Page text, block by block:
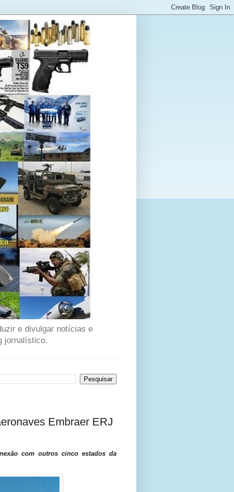
e divulgar notícias e
jornalístico.
Embraer ERJ
com outros cinco estados da